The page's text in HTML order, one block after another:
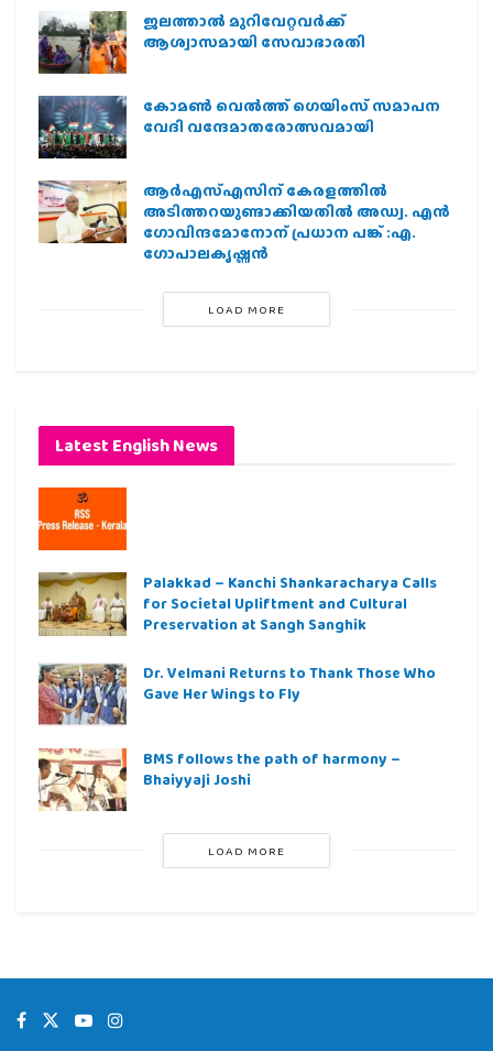
ജലത്താല്‍ മുറിവേറ്റവര്‍ക്ക്
ആശ്വാസമായി സേവാഭാരതി
കോമൺ വെൽത്ത് ഗെയിംസ് സമാപന
വേദി വന്ദേമാതരോത്സവമായി
ആര്‍എസ്എസിന് കേരളത്തില്‍
അടിത്തറയുണ്ടാക്കിയതില്‍ അഡ്വ. എന്‍
ഗോവിന്ദമോനോന് പ്രധാന പങ്ക് :എ.
ഗോപാലകൃഷ്ണന്‍
LOAD MORE
Latest English News
Palakkad – Kanchi Shankaracharya Calls
for Societal Upliftment and Cultural
Preservation at Sangh Sanghik
Dr. Velmani Returns to Thank Those Who
Gave Her Wings to Fly
BMS follows the path of harmony –
Bhaiyyaji Joshi
LOAD MORE